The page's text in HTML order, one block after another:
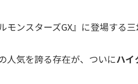
ンスターズGX』に登場する三
人気を誇る存在が、ついにハイ